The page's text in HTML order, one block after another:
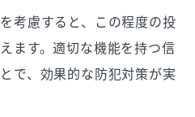
考慮すると、この程度の投
ます。適切な機能を持つ信
で、効果的な防犯対策が実